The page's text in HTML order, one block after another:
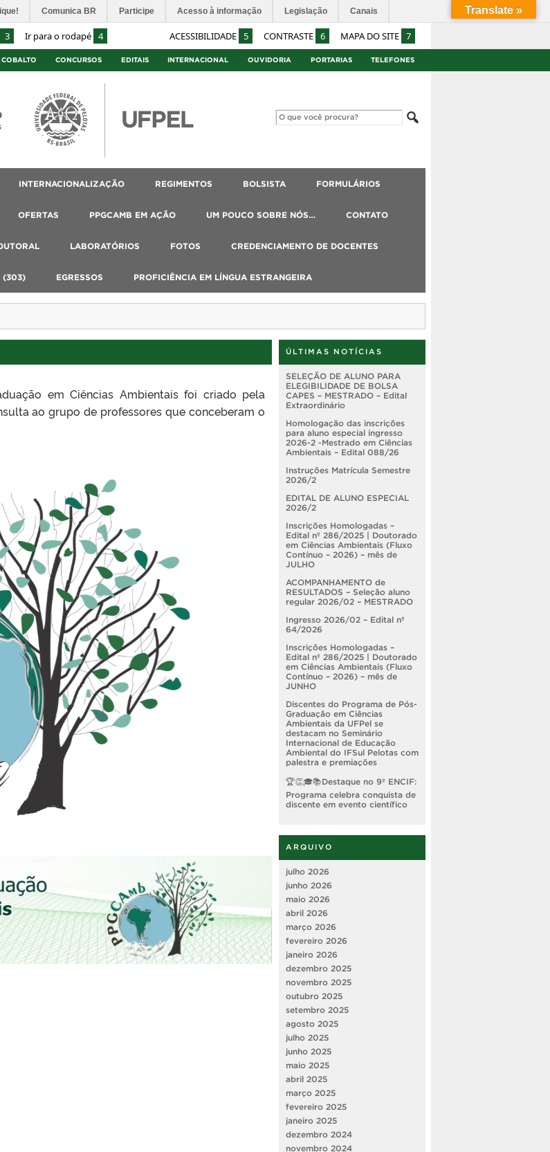
3 Ir para o rodapé 4 ACESSIBILIDADE 5 CONTRASTE 6 MAPA DO SITE 7
Comunica BR Participe Acesso à informação Legislação Canais
COBALTO CONCURSOS EDITAIS INTERNACIONAL OUVIDORIA PORTARIAS TELEFONES
INTERNACIONALIZAÇÃO REGIMENTOS BOLSISTA FORMULÁRIOS
OFERTAS PPGCAMB EM AÇÃO UM POUCO SOBRE NÓS… CONTATO
LABORATÓRIOS FOTOS CREDENCIAMENTO DE DOCENTES
(303) EGRESSOS PROFICIÊNCIA EM LÍNGUA ESTRANGEIRA
em Ciências Ambientais foi criado pela
ao grupo de professores que conceberam o
ÚLTIMAS NOTÍCIAS
SELEÇÃO DE ALUNO PARA
ELEGIBILIDADE DE BOLSA
CAPES – MESTRADO – Edital
Extraordinário
Homologação das inscrições
para aluno especial ingresso
2026-2 -Mestrado em Ciências
Ambientais – Edital 088/26
Instruções Matrícula Semestre
2026/2
EDITAL DE ALUNO ESPECIAL
2026/2
Inscrições Homologadas –
Edital nº 286/2025 | Doutorado
em Ciências Ambientais (Fluxo
Contínuo – 2026) – mês de
JULHO
ACOMPANHAMENTO de
RESULTADOS – Seleção aluno
regular 2026/02 – MESTRADO
Ingresso 2026/02 – Edital nº
64/2026
Inscrições Homologadas –
Edital nº 286/2025 | Doutorado
em Ciências Ambientais (Fluxo
Contínuo – 2026) – mês de
JUNHO
Discentes do Programa de Pós-
Graduação em Ciências
Ambientais da UFPel se
destacam no Seminário
Internacional de Educação
Ambiental do IFSul Pelotas com
palestra e premiações
Destaque no 9º ENCIF:
Programa celebra conquista de
discente em evento científico
julho 2026
junho 2026
maio 2026
abril 2026
março 2026
fevereiro 2026
janeiro 2026
dezembro 2025
novembro 2025
outubro 2025
setembro 2025
agosto 2025
julho 2025
junho 2025
maio 2025
abril 2025
março 2025
fevereiro 2025
janeiro 2025
dezembro 2024
novembro 2024
Translate »